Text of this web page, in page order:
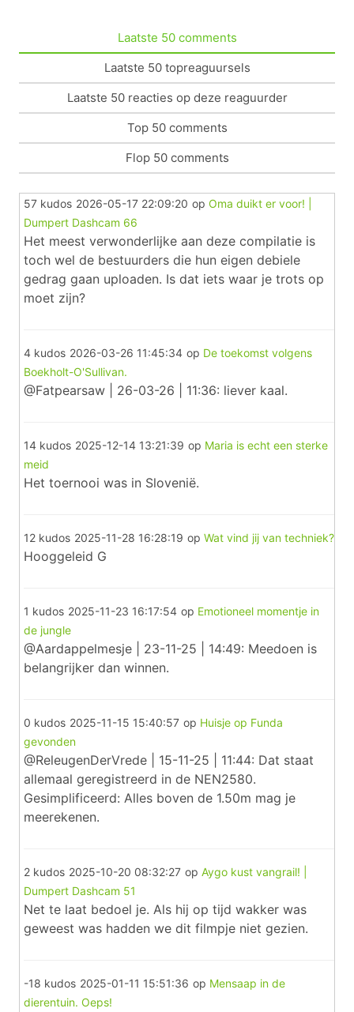
Laatste 50 comments
Laatste 50 topreaguursels
Laatste 50 reacties op deze reaguurder
Top 50 comments
Flop 50 comments
57 kudos 2026-05-17 22:09:20 op Oma duikt er voor! |
Dumpert Dashcam 66
Het meest verwonderlijke aan deze compilatie is
toch wel de bestuurders die hun eigen debiele
gedrag gaan uploaden. Is dat iets waar je trots op
moet zijn?
4 kudos 2026-03-26 11:45:34 op De toekomst volgens
Boekholt-O'Sullivan.
@Fatpearsaw | 26-03-26 | 11:36: liever kaal.
14 kudos 2025-12-14 13:21:39 op Maria is echt een sterke
meid
Het toernooi was in Slovenië.
12 kudos 2025-11-28 16:28:19 op Wat vind jij van techniek?
Hooggeleid G
1 kudos 2025-11-23 16:17:54 op Emotioneel momentje in
de jungle
@Aardappelmesje | 23-11-25 | 14:49: Meedoen is
belangrijker dan winnen.
0 kudos 2025-11-15 15:40:57 op Huisje op Funda
gevonden
@ReleugenDerVrede | 15-11-25 | 11:44: Dat staat
allemaal geregistreerd in de NEN2580.
Gesimplificeerd: Alles boven de 1.50m mag je
meerekenen.
2 kudos 2025-10-20 08:32:27 op Aygo kust vangrail! |
Dumpert Dashcam 51
Net te laat bedoel je. Als hij op tijd wakker was
geweest was hadden we dit filmpje niet gezien.
-18 kudos 2025-01-11 15:51:36 op Mensaap in de
dierentuin. Oeps!